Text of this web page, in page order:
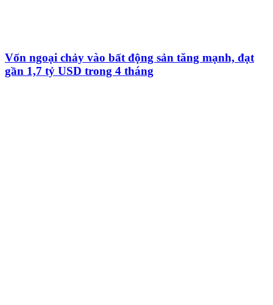
Vốn ngoại chảy vào bất động sản tăng mạnh, đạt
gần 1,7 tỷ USD trong 4 tháng